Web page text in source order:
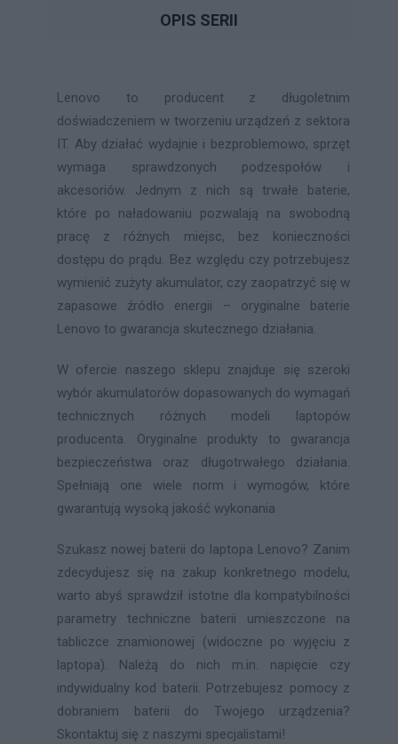
OPIS SERII
Lenovo to producent z długoletnim
doświadczeniem w tworzeniu urządzeń z sektora
IT. Aby działać wydajnie i bezproblemowo, sprzęt
wymaga sprawdzonych podzespołów i
akcesoriów. Jednym z nich są trwałe baterie,
które po naładowaniu pozwalają na swobodną
pracę z różnych miejsc, bez konieczności
dostępu do prądu. Bez względu czy potrzebujesz
wymienić zużyty akumulator, czy zaopatrzyć się w
zapasowe źródło energii – oryginalne baterie
Lenovo to gwarancja skutecznego działania.
W ofercie naszego sklepu znajduje się szeroki
wybór akumulatorów dopasowanych do wymagań
technicznych różnych modeli laptopów
producenta. Oryginalne produkty to gwarancja
bezpieczeństwa oraz długotrwałego działania.
Spełniają one wiele norm i wymogów, które
gwarantują wysoką jakość wykonania
Szukasz nowej baterii do laptopa Lenovo? Zanim
zdecydujesz się na zakup konkretnego modelu,
warto abyś sprawdził istotne dla kompatybilności
parametry techniczne baterii umieszczone na
tabliczce znamionowej (widoczne po wyjęciu z
laptopa). Należą do nich m.in. napięcie czy
indywidualny kod baterii. Potrzebujesz pomocy z
dobraniem baterii do Twojego urządzenia?
Skontaktuj się z naszymi specjalistami!